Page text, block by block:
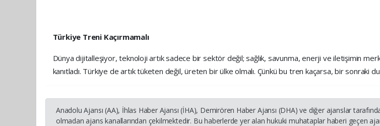
Türkiye Treni Kaçırmamalı
Dünya dijitalleşiyor, teknoloji artık sadece bir sektör değil; sağlık, savunma, enerji ve iletişimin
kanıtladı. Türkiye de artık tüketen değil, üreten bir ülke olmalı. Çünkü bu tren kaçarsa, bir sonraki
Anadolu Ajansı (AA), İhlas Haber Ajansı (İHA), Demirören Haber Ajansı (DHA) ve diğer ajanslar
olmadan ajans kanallarından çekilmektedir. Bu haberlerde yer alan hukuki muhataplar haberi geçen